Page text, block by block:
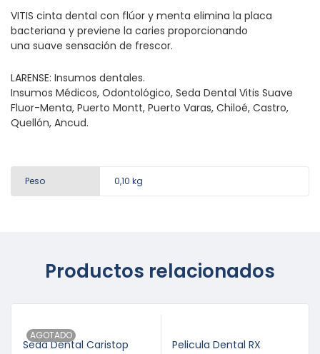
VITIS cinta dental con flúor y menta elimina la placa
bacteriana y previene la caries proporcionando
una suave sensación de frescor.
LARENSE: Insumos dentales.
Insumos Médicos, Odontológico, Seda Dental Vitis Suave
Fluor-Menta, Puerto Montt, Puerto Varas, Chiloé, Castro,
Quellón, Ancud.
Peso 0,10 kg
Productos relacionados
AGOTADO
Seda Dental Caristop
Pelicula Dental RX